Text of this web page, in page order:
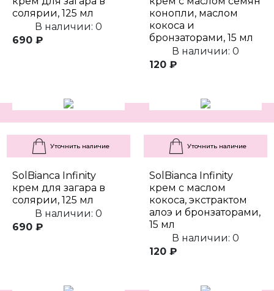
солярии, 125 мл
В наличии: 0
690 ₽
конопли, маслом
кокоса и
бронзаторами, 15 мл
В наличии: 0
120 ₽
Уточнить наличие
SolBianca Infinity
крем для загара в
солярии, 125 мл
В наличии: 0
690 ₽
Уточнить наличие
SolBianca Infinity
крем с маслом
кокоса, экстрактом
алоэ и бронзаторами,
15 мл
В наличии: 0
120 ₽